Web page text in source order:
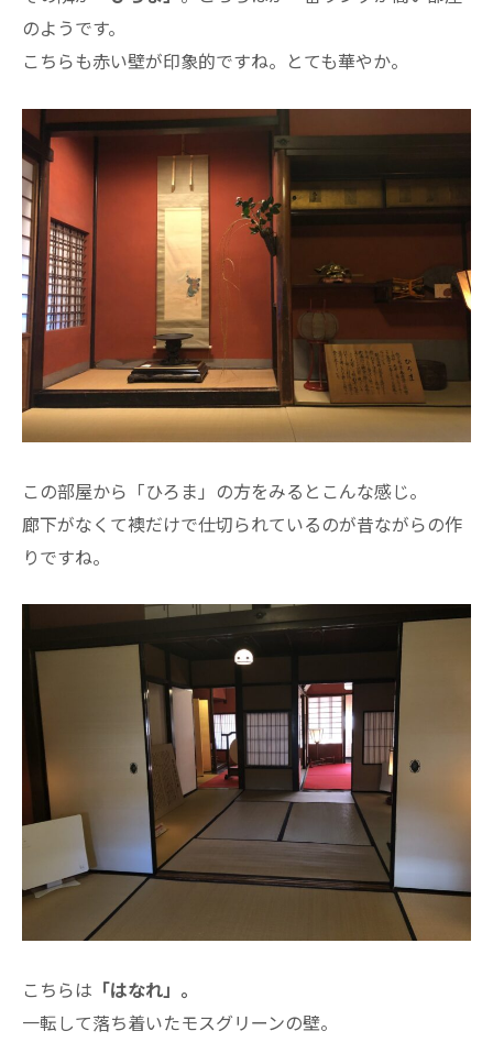
のようです。
こちらも赤い壁が印象的ですね。とても華やか。
この部屋から「ひろま」の方をみるとこんな感じ。
廊下がなくて襖だけで仕切られているのが昔ながらの作
りですね。
こちらは 「はなれ」。
一転して落ち着いたモスグリーンの壁。